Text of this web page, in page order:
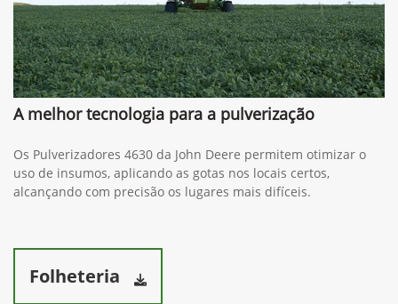
A melhor tecnologia para a pulverização
Os Pulverizadores 4630 da John Deere permitem otimizar o
uso de insumos, aplicando as gotas nos locais certos,
alcançando com precisão os lugares mais difíceis.
Folheteria